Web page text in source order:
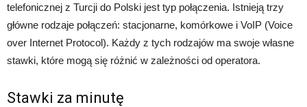
telefonicznej z Turcji do Polski jest typ połączenia. Istnieją trzy
główne rodzaje połączeń: stacjonarne, komórkowe i VoIP (Voice
over Internet Protocol). Każdy z tych rodzajów ma swoje własne
stawki, które mogą się różnić w zależności od operatora.
Stawki za minutę